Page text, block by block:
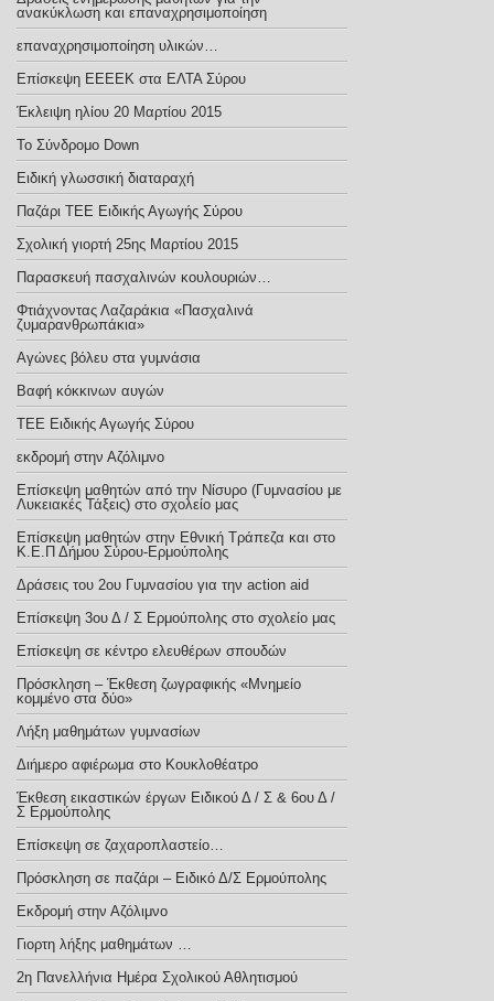
ανακύκλωση και επαναχρησιμοποίηση
επαναχρησιμοποίηση υλικών…
Επίσκεψη ΕΕΕΕΚ στα ΕΛΤΑ Σύρου
Έκλειψη ηλίου 20 Μαρτίου 2015
Το Σύνδρομο Down
Ειδική γλωσσική διαταραχή
Παζάρι ΤΕΕ Ειδικής Αγωγής Σύρου
Σχολική γιορτή 25ης Μαρτίου 2015
Παρασκευή πασχαλινών κουλουριών…
Φτιάχνοντας Λαζαράκια «Πασχαλινά
ζυμαρανθρωπάκια»
Αγώνες βόλευ στα γυμνάσια
Βαφή κόκκινων αυγών
TEE Eιδικής Αγωγής Σύρου
εκδρομή στην Αζόλιμνο
Επίσκεψη μαθητών από την Νίσυρο (Γυμνασίου με
Λυκειακές Τάξεις) στο σχολείο μας
Επίσκεψη μαθητών στην Εθνική Τράπεζα και στο
Κ.Ε.Π Δήμου Σύρου-Ερμούπολης
Δράσεις του 2ου Γυμνασίου για την action aid
Επίσκεψη 3ου Δ / Σ Ερμούπολης στο σχολείο μας
Eπίσκεψη σε κέντρο ελευθέρων σπουδών
Πρόσκληση – Έκθεση ζωγραφικής «Μνημείο
κομμένο στα δύο»
Λήξη μαθημάτων γυμνασίων
Διήμερο αφιέρωμα στο Κουκλοθέατρο
Έκθεση εικαστικών έργων Ειδικού Δ / Σ & 6ου Δ /
Σ Ερμούπολης
Επίσκεψη σε ζαχαροπλαστείο…
Πρόσκληση σε παζάρι – Ειδικό Δ/Σ Ερμούπολης
Εκδρομή στην Αζόλιμνο
Γιορτη λήξης μαθημάτων …
2η Πανελλήνια Ημέρα Σχολικού Αθλητισμού